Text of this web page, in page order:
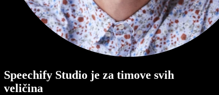
Speechify Studio je za timove svih
veličina